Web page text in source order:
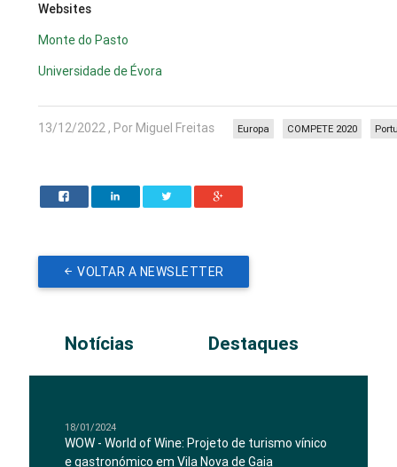
Websites
Monte do Pasto
Universidade de Évora
13/12/2022 , Por Miguel Freitas COMPETE 2020
Europa
VOLTAR A NEWSLETTER
Notícias Destaques
18/01/2024
WOW - World of Wine: Projeto de turismo vínico
e gastronómico em Vila Nova de Gaia